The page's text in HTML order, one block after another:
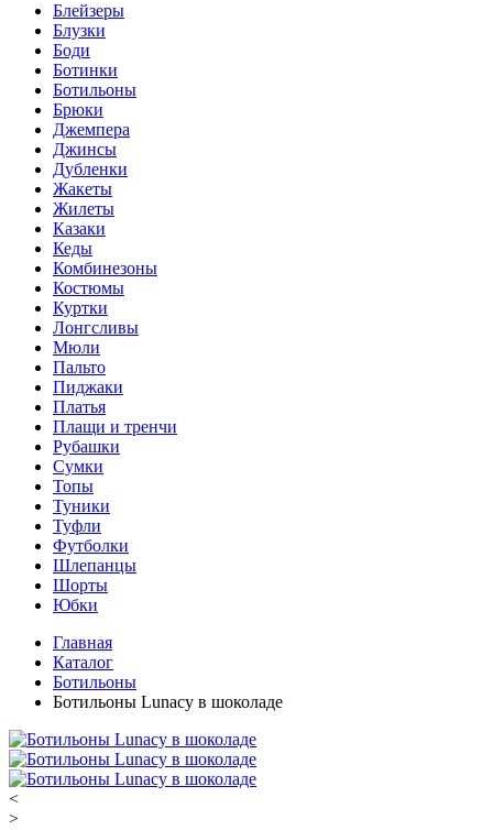
Блейзеры
Блузки
Боди
Ботинки
Ботильоны
Брюки
Джемпера
Джинсы
Дубленки
Жакеты
Жилеты
Казаки
Кеды
Комбинезоны
Костюмы
Куртки
Лонгсливы
Мюли
Пальто
Пиджаки
Платья
Плащи и тренчи
Рубашки
Сумки
Топы
Туники
Туфли
Футболки
Шлепанцы
Шорты
Юбки
Главная
Каталог
Ботильоны
Ботильоны Lunacy в шоколаде
<
>